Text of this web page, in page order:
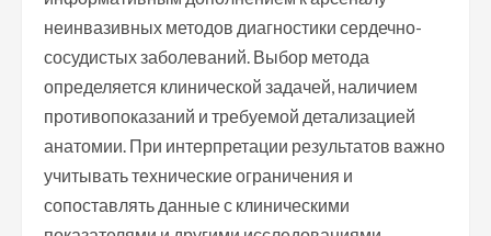
неинвазивных методов диагностики сердечно-
сосудистых заболеваний. Выбор метода
определяется клинической задачей, наличием
противопоказаний и требуемой детализацией
анатомии. При интерпретации результатов важно
учитывать технические ограничения и
сопоставлять данные с клиническими